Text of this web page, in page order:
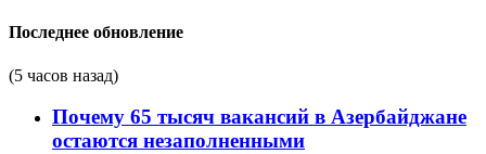
Последнее обновление
(5 часов назад)
Почему 65 тысяч вакансий в Азербайджане
остаются незаполненными